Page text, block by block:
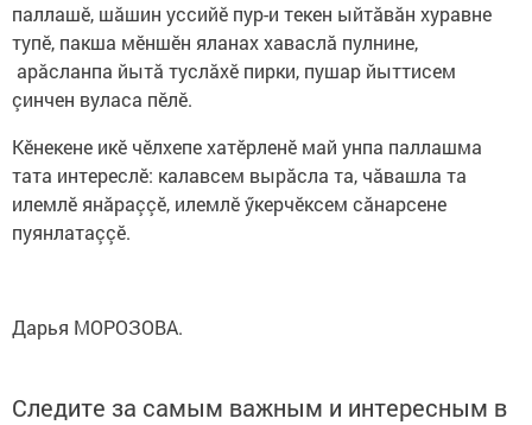
паллашӗ, шăшин уссийӗ пур-и текен ыйтăвăн хуравне
тупӗ, пакша мӗншӗн яланах хаваслă пулнине,
арăсланпа йытă туслăхӗ пирки, пушар йыттисем
çинчен вуласа пӗлӗ.
Кӗнекене икӗ чӗлхепе хатӗрленӗ май унпа паллашма
тата интереслӗ: калавсем вырăсла та, чăвашла та
илемлӗ янăраççӗ, илемлӗ ӳкерчӗксем сăнарсене
пуянлатаççӗ.
Дарья МОРОЗОВА.
Следите за самым важным и интересным в